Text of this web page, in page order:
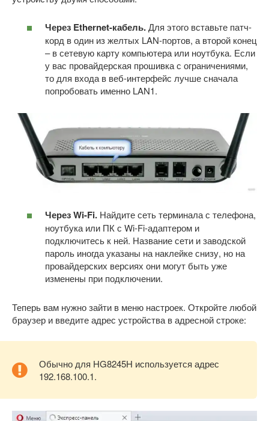
Через Ethernet-кабель.Для этого вставьте патч-
корд в один из желтых LAN-портов, а второй конец
– в сетевую карту компьютера или ноутбука. Если
у вас провайдерская прошивка с ограничениями,
то для входа в веб-интерфейс лучше сначала
попробовать именно LAN1.
Через Wi-Fi. Найдите сеть терминала с телефона,
ноутбука или ПК с Wi-Fi-адаптером и
подключитесь к ней. Название сети и заводской
пароль иногда указаны на наклейке снизу, но на
провайдерских версиях они могут быть уже
изменены при подключении.
Теперь вам нужно зайти в меню настроек. Откройте любой
браузер и введите адрес устройства в адресной строке:
Обычно для HG8245H используется адрес
192.168.100.1.